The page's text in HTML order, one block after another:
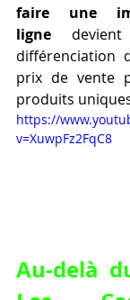
faire une
ligne
différenciation
prix de vente
produits
https://
v=XuwpFz2FqC8
Au-delà